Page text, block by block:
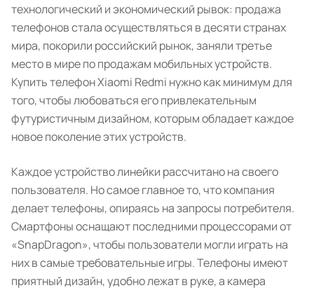
технологический и экономический рывок: продажа
телефонов стала осуществляться в десяти странах
мира, покорили российский рынок, заняли третье
место в мире по продажам мобильных устройств.
Купить телефон Xiaomi Redmi нужно как минимум для
того, чтобы любоваться его привлекательным
футуристичным дизайном, которым обладает каждое
новое поколение этих устройств.
Каждое устройство линейки рассчитано на своего
пользователя. Но самое главное то, что компания
делает телефоны, опираясь на запросы потребителя.
Смартфоны оснащают последними процессорами от
«SnapDragon», чтобы пользователи могли играть на
них в самые требовательные игры. Телефоны имеют
приятный дизайн, удобно лежат в руке, а камера